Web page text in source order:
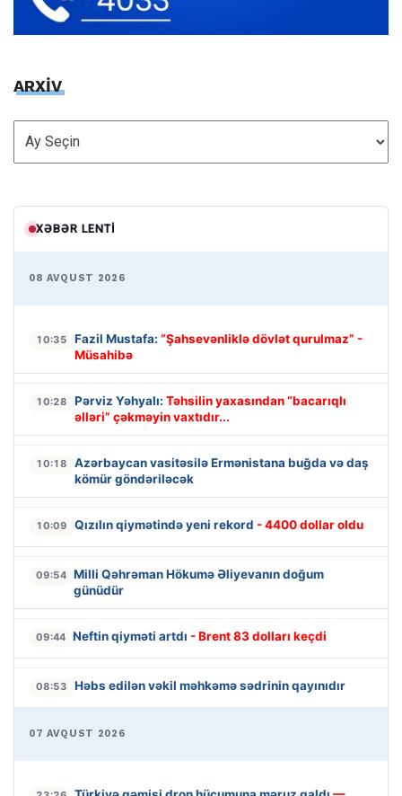
ARXİV
ARXİV
XƏBƏR LENTI
08 AVQUST 2026
10:35 Fazil Mustafa: “Şahsevənliklə dövlət qurulmaz” -
Müsahibə
10:28 Pərviz Yəhyalı: Təhsilin yaxasından “bacarıqlı
əlləri” çəkməyin vaxtıdır...
10:18
Azərbaycan vasitəsilə Ermənistana buğda və daş
kömür göndəriləcək
10:09 Qızılın qiymətində yeni rekord - 4400 dollar oldu
09:54 Milli Qəhrəman Hökumə Əliyevanın doğum
günüdür
09:44 Neftin qiyməti artdı - Brent 83 dolları keçdi
08:53 Həbs edilən vəkil məhkəmə sədrinin qayınıdır
07 AVQUST 2026